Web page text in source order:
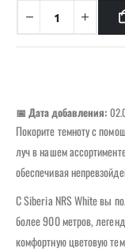
📅 Дата добавления:
Покорите темноту с
луч в нашем
обеспечивая
С Siberia NRS White вы
более 900 метров,
комфортную цветовую